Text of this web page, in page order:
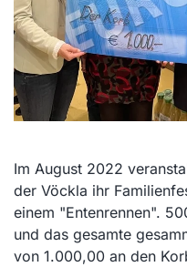
Im August 2022
der Vöckla ihr
einem "Entenrennen".
und das gesamte
von 1.000,00 an den